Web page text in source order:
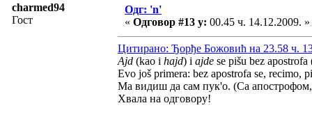
charmed94
Гост
Одг: 'n'
« Одговор #13 у: 00.45 ч. 14.12.2009. »
Цитирано: Ђорђе Божовић на 23.58 ч.
Ajd (kao i hajd) i ajde se pišu bez
Evo još primera: bez apostrofa se,
Ма видиш да сам пук'о. (Са
Хвала на одговору!